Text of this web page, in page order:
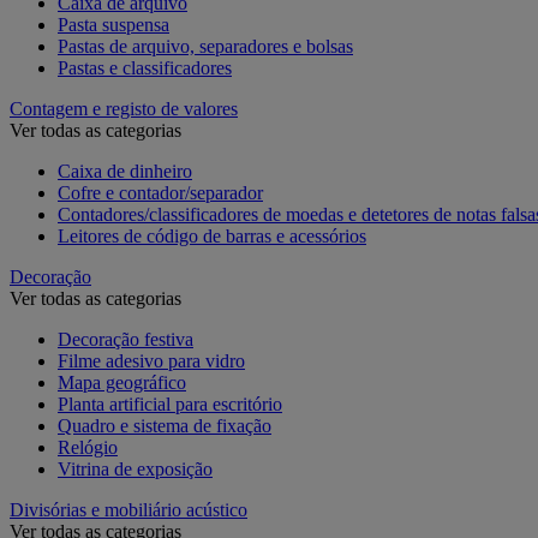
Pasta suspensa
Pastas de arquivo, separadores e bolsas
Pastas e classificadores
Contagem e registo de valores
Ver todas as categorias
Caixa de dinheiro
Cofre e contador/separador
Contadores/classificadores de moedas e detetores de notas
Leitores de código de barras e acessórios
Decoração
Ver todas as categorias
Decoração festiva
Filme adesivo para vidro
Mapa geográfico
Planta artificial para escritório
Quadro e sistema de fixação
Relógio
Vitrina de exposição
Divisórias e mobiliário acústico
Ver todas as categorias